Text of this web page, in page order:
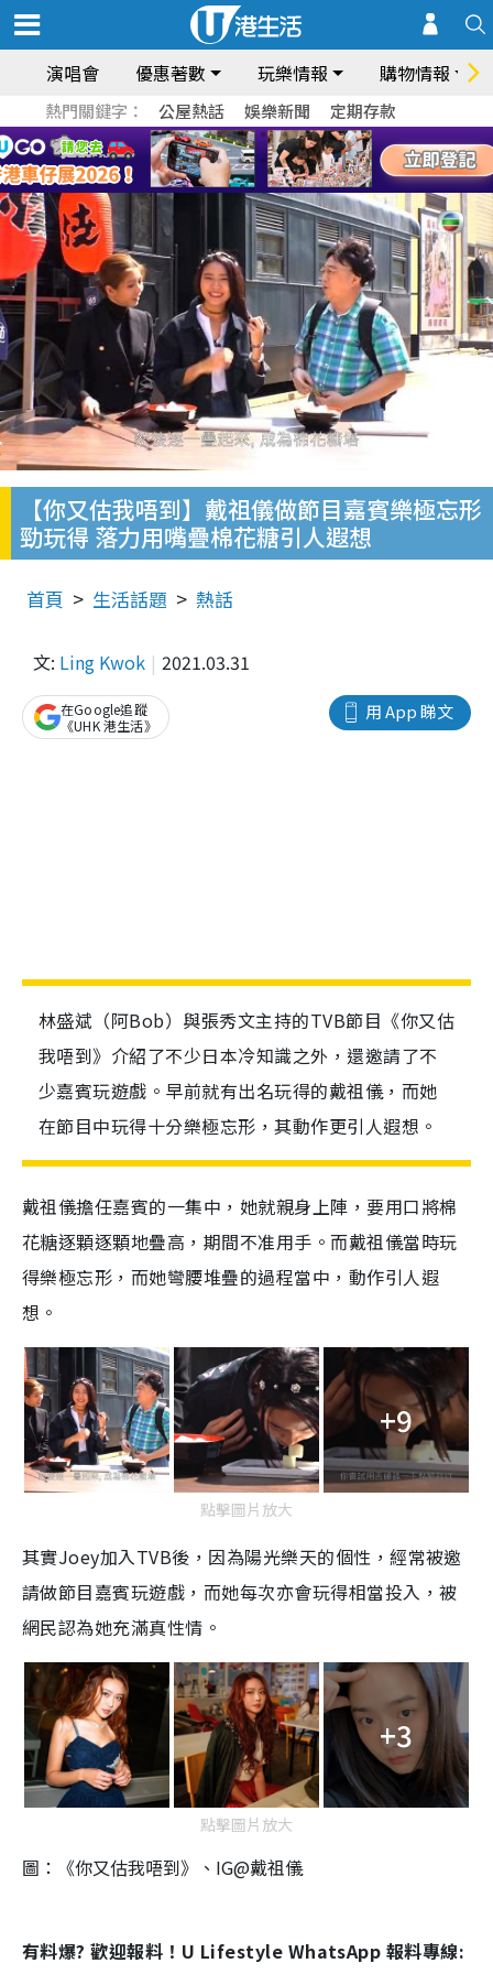
演唱會 優惠著數 玩樂情報 購物情報
熱門關鍵字： 公屋熱話 娛樂新聞 定期存款
【你又估我唔到】戴祖儀做節目嘉賓樂極忘形
勁玩得 落力用嘴疊棉花糖引人遐想
首頁 生活話題 熱話
文: Ling Kwok 2021.03.31
用 App 睇文
在Google追蹤
《UHK 港生活》
林盛斌（阿Bob）與張秀文主持的TVB節目《你又估
我唔到》介紹了不少日本冷知識之外，還邀請了不
少嘉賓玩遊戲。早前就有出名玩得的戴祖儀，而她
在節目中玩得十分樂極忘形，其動作更引人遐想。
戴祖儀擔任嘉賓的一集中，她就親身上陣，要用口將棉
花糖逐顆逐顆地疊高，期間不准用手。而戴祖儀當時玩
得樂極忘形，而她彎腰堆疊的過程當中，動作引人遐
想。
+9
點擊圖片放大
其實Joey加入TVB後，因為陽光樂天的個性，經常被邀
請做節目嘉賓玩遊戲，而她每次亦會玩得相當投入，被
網民認為她充滿真性情。
+3
點擊圖片放大
圖：《你又估我唔到》、IG@戴祖儀
有料爆? 歡迎報料！U Lifestyle WhatsApp 報料專線: